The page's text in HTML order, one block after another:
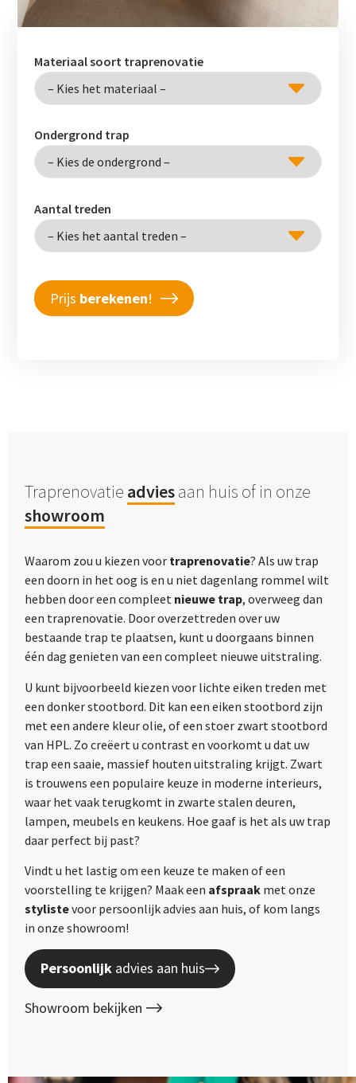
Materiaal soort traprenovatie
Ondergrond trap
Aantal treden
Prijs berekenen!
Traprenovatie adviesaan huis of in onze
showroom
Waarom zou u kiezen voor traprenovatie? Als uw trap
een doorn in het oog is en u niet dagenlang rommel wilt
hebben door een compleet nieuwe trap, overweeg dan
een traprenovatie. Door overzettreden over uw
bestaande trap te plaatsen, kunt u doorgaans binnen
één dag genieten van een compleet nieuwe uitstraling.
U kunt bijvoorbeeld kiezen voor lichte eiken treden met
een donker stootbord. Dit kan een eiken stootbord zijn
met een andere kleur olie, of een stoer zwart stootbord
van HPL. Zo creëert u contrast en voorkomt u dat uw
trap een saaie, massief houten uitstraling krijgt. Zwart
is trouwens een populaire keuze in moderne interieurs,
waar het vaak terugkomt in zwarte stalen deuren,
lampen, meubels en keukens. Hoe gaaf is het als uw trap
daar perfect bij past?
Vindt u het lastig om een keuze te maken of een
voorstelling te krijgen? Maak een afspraak met onze
stylistevoor persoonlijk advies aan huis, of kom langs
in onze showroom!
Persoonlijk advies aan huis
Showroom bekijken